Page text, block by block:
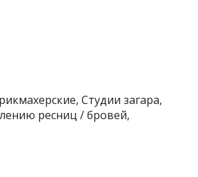
Студии загара,
ресниц / бровей,